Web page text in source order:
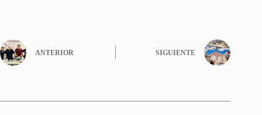
ok r
A
pp
ANTERIOR SIGUIENTE